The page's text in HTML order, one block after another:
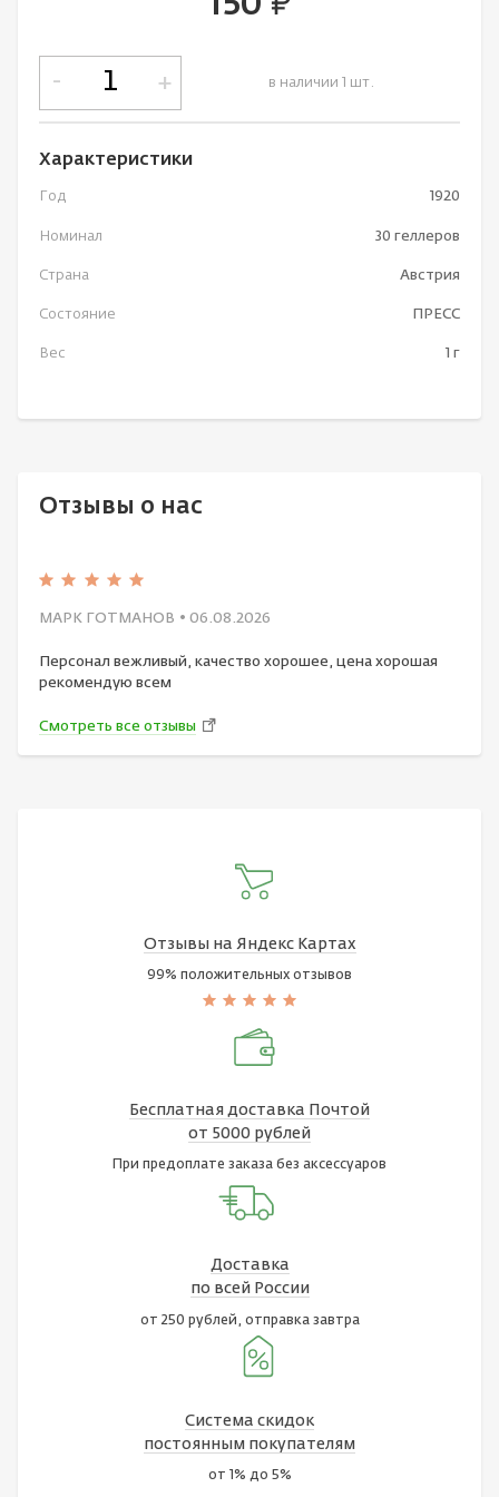
руб.
в наличии 1 шт.
- +
Характеристики
Год 1920
Номинал 30 геллеров
Страна Австрия
Состояние ПРЕСС
Вес 1 г
Отзывы о нас
МАРК ГОТМАНОВ • 06.08.2026
Персонал вежливый, качество хорошее, цена хорошая
рекомендую всем
Смотреть все отзывы
Отзывы на Яндекс Картах
99% положительных отзывов
Бесплатная доставка Почтой
от 5000 рублей
При предоплате заказа без аксессуаров
Доставка
по всей России
от 250 рублей, отправка завтра
Система скидок
постоянным покупателям
от 1% до 5%